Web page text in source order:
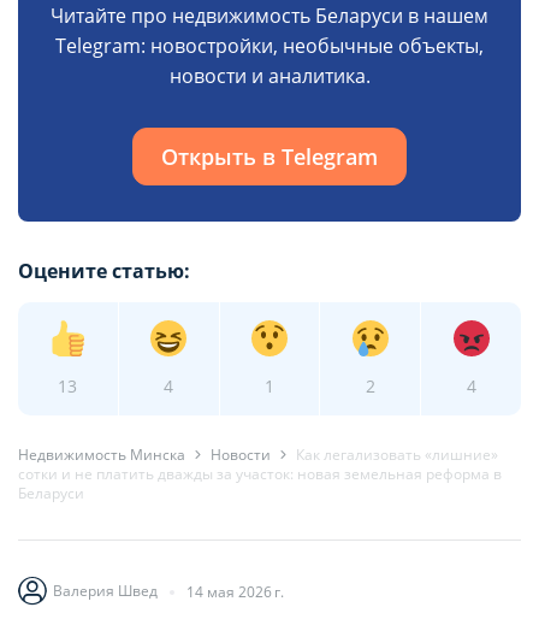
Читайте про недвижимость Беларуси в нашем
Telegram: новостройки, необычные объекты,
новости и аналитика.
Открыть в Telegram
Оцените статью:
13 4 1 2 4
Недвижимость Минска Новости
Как легализовать «лишние»
сотки и не платить дважды за участок: новая земельная реформа в
Беларуси
Валерия Швед 14 мая 2026 г.